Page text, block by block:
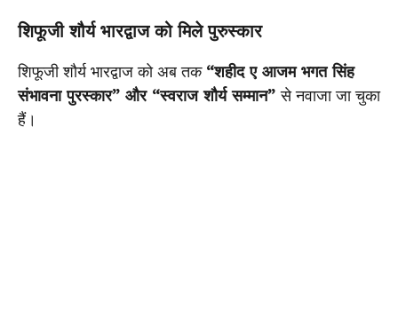
शिफूजी शौर्य भारद्वाज को मिले पुरुस्कार
शिफूजी शौर्य भारद्वाज को अब तक “शहीद ए आजम भगत सिंह
संभावना पुरस्कार” और “स्वराज शौर्य सम्मान”से नवाजा जा चुका
हैं।